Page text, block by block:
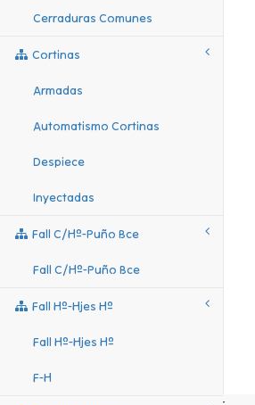
Cerraduras Comunes
Cortinas
Armadas
Automatismo Cortinas
Despiece
Inyectadas
Fall C/hº-Puño Bce
Fall C/hº-Puño Bce
Fall Hº-Hjes Hº
Fall Hº-Hjes Hº
F-H